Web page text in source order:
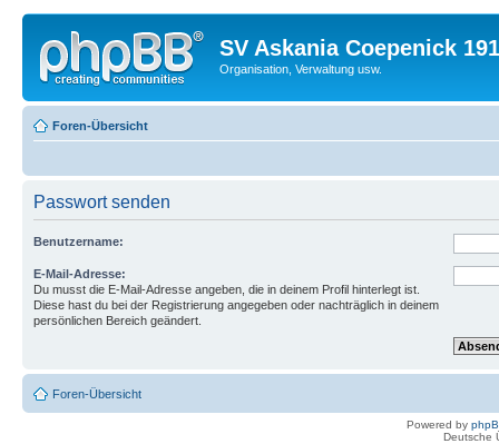
SV Askania Coepenick
Organisation, Verwaltung usw.
Foren-Übersicht
Passwort senden
Benutzername:
E-Mail-Adresse:
Du musst die E-Mail-Adresse angeben, die in deinem Profil hinterlegt ist.
Diese hast du bei der Registrierung angegeben oder nachträglich in deinem
persönlichen Bereich geändert.
Foren-Übersicht
Powered by
Deutsche